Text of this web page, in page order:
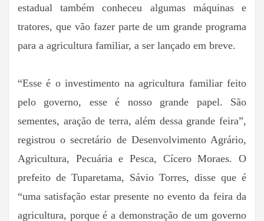
estadual também conheceu algumas máquinas e
tratores, que vão fazer parte de um grande programa
para a agricultura familiar, a ser lançado em breve.
“Esse é o investimento na agricultura familiar feito
pelo governo, esse é nosso grande papel. São
sementes, aração de terra, além dessa grande feira”,
registrou o secretário de Desenvolvimento Agrário,
Agricultura, Pecuária e Pesca, Cícero Moraes. O
prefeito de Tuparetama, Sávio Torres, disse que é
“uma satisfação estar presente no evento da feira da
agricultura, porque é a demonstração de um governo